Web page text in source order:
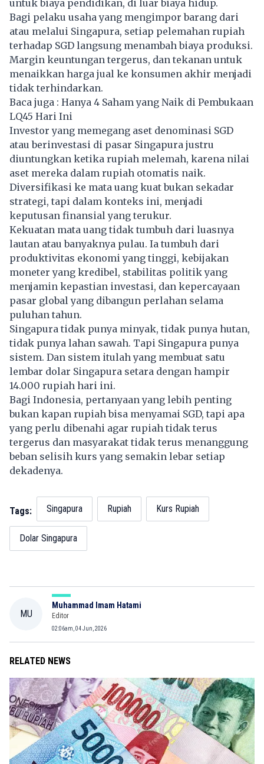
untuk biaya pendidikan, di luar biaya hidup.
Bagi pelaku usaha yang mengimpor barang dari
atau melalui Singapura, setiap pelemahan rupiah
terhadap SGD langsung menambah biaya produksi.
Margin keuntungan tergerus, dan tekanan untuk
menaikkan harga jual ke konsumen akhir menjadi
tidak terhindarkan.
Baca juga : Hanya 4 Saham yang Naik di Pembukaan
LQ45 Hari Ini
Investor yang memegang aset denominasi SGD
atau berinvestasi di pasar Singapura justru
diuntungkan ketika rupiah melemah, karena nilai
aset mereka dalam rupiah otomatis naik.
Diversifikasi ke mata uang kuat bukan sekadar
strategi, tapi dalam konteks ini, menjadi
keputusan finansial yang terukur.
Kekuatan mata uang tidak tumbuh dari luasnya
lautan atau banyaknya pulau. Ia tumbuh dari
produktivitas ekonomi yang tinggi, kebijakan
moneter yang kredibel, stabilitas politik yang
menjamin kepastian investasi, dan kepercayaan
pasar global yang dibangun perlahan selama
puluhan tahun.
Singapura tidak punya minyak, tidak punya hutan,
tidak punya lahan sawah. Tapi Singapura punya
sistem. Dan sistem itulah yang membuat satu
lembar dolar Singapura setara dengan hampir
14.000 rupiah hari ini.
Bagi Indonesia, pertanyaan yang lebih penting
bukan kapan rupiah bisa menyamai SGD, tapi apa
yang perlu dibenahi agar rupiah tidak terus
tergerus dan masyarakat tidak terus menanggung
beban selisih kurs yang semakin lebar setiap
dekadenya.
Tags: Singapura Rupiah Kurs Rupiah
Dolar Singapura
MU
Muhammad Imam Hatami
Editor
02:06am, 04 Jun, 2026
RELATED NEWS